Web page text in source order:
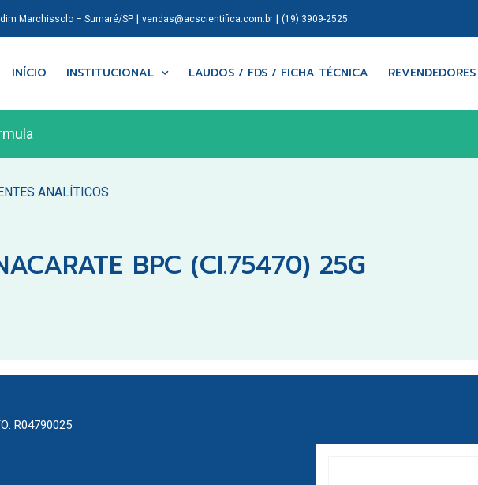
Marchissolo – Sumaré/SP| vendas@acscientifica.com.br| (19) 3909-2525
INÍCIO INSTITUCIONAL LAUDOS / FDS / FICHA TÉCNICA REVENDEDORES
ANALÍTICOS
BPC (CI.75470) 25G
R04790025